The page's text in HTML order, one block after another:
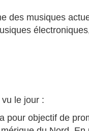
des musiques
le jour :
pour objectif de